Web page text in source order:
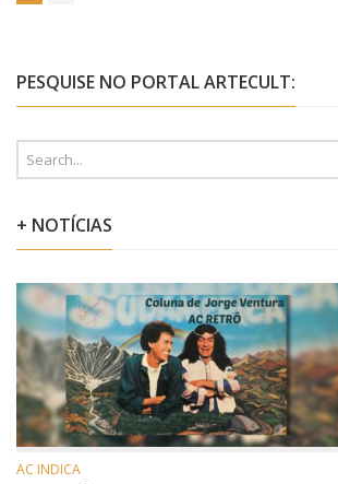
PESQUISE NO PORTAL ARTECULT:
+ NOTÍCIAS
AC INDICA